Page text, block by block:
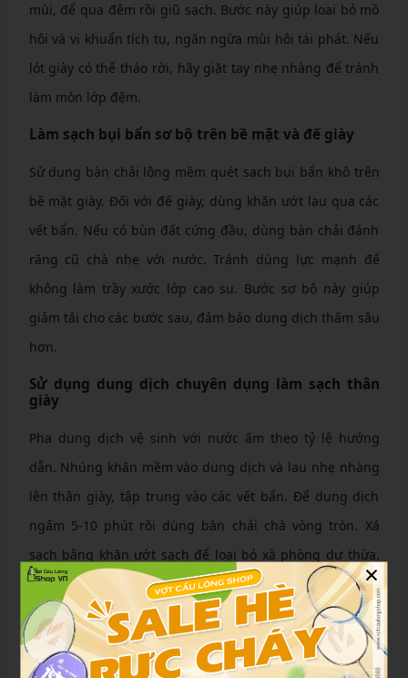
mùi, để qua đêm rồi giũ sạch. Bước này giúp loại bỏ mồ
hôi và vi khuẩn tích tụ, ngăn ngừa mùi hôi tái phát. Nếu
lót giày có thể tháo rời, hãy giặt tay nhẹ nhàng để tránh
làm mòn lớp đệm.
Làm sạch bụi bẩn sơ bộ trên bề mặt và đế giày
Sử dụng bàn chải lông mềm quét sạch bụi bẩn khô trên
bề mặt giày. Đối với đế giày, dùng khăn ướt lau qua các
vết bẩn. Nếu có bùn đất cứng đầu, dùng bàn chải đánh
răng cũ chà nhẹ với nước. Tránh dùng lực mạnh để
không làm trầy xước lớp cao su. Bước sơ bộ này giúp
giảm tải cho các bước sau, đảm bảo dung dịch thấm sâu
hơn.
Sử dụng dung dịch chuyên dụng làm sạch thân
giày
Pha dung dịch vệ sinh với nước ấm theo tỷ lệ hướng
dẫn. Nhúng khăn mềm vào dung dịch và lau nhẹ nhàng
lên thân giày, tập trung vào các vết bẩn. Để dung dịch
ngấm 5-10 phút rồi dùng bàn chải chà vòng tròn. Xả
sạch bằng khăn ướt sạch để loại bỏ xà phòng dư thừa.
Bước này giúp giày sạch bóng mà không làm phai màu
vải lưới hoặc da.
Xử lý phần đế giày để khôi phục độ bám sân
×